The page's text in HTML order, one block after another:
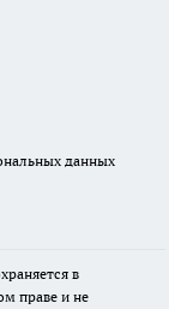
данных
в
праве и не